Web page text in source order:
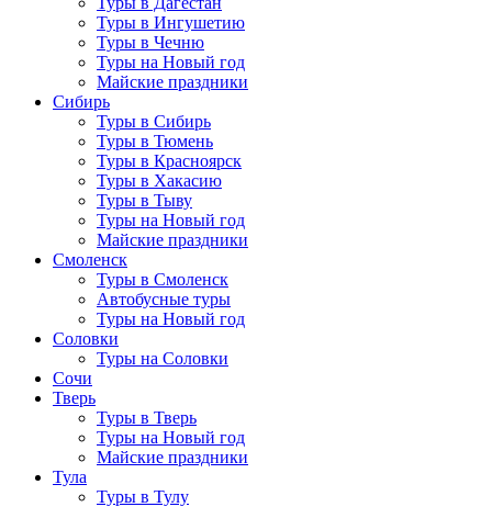
Туры в Ингушетию
Туры в Чечню
Туры на Новый год
Майские праздники
Сибирь
Туры в Сибирь
Туры в Тюмень
Туры в Красноярск
Туры в Хакасию
Туры в Тыву
Туры на Новый год
Майские праздники
Смоленск
Туры в Смоленск
Автобусные туры
Туры на Новый год
Соловки
Туры на Соловки
Сочи
Тверь
Туры в Тверь
Туры на Новый год
Майские праздники
Тула
Туры в Тулу